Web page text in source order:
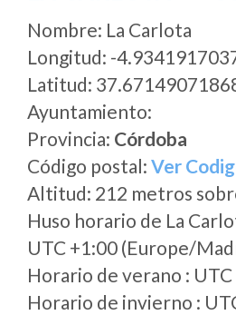
Nombre: La Carlota
Longitud: -
Latitud:
Ayuntamiento:
Provincia: Córdoba
Código postal: Ver
Altitud: 212 metros
Huso horario de La
UTC +1:00 (Europe/
Horario de verano :
Horario de invierno :